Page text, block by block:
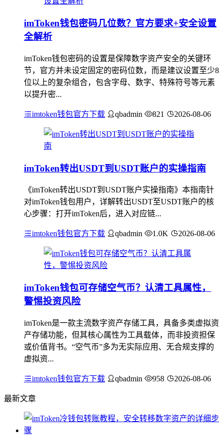
imToken钱包密码几位数？官方要求+安全设置
全解析
imToken钱包密码的设置是保障数字资产安全的关键环
节，官方并未设定固定的密码位数，而是建议设置至少8
位以上的复杂组合，包含字母、数字、特殊符号等元素
以提升密...
imtoken钱包官方下载 qbadmin 821 2026-08-06
imToken转出USDT到USDT账户的实操指南
《imToken转出USDT到USDT账户实操指南》本指南针
对imToken钱包用户，详解转出USDT至USDT账户的核
心步骤：打开imToken后，进入对应链...
imtoken钱包官方下载 qbadmin 1.0K 2026-08-06
imToken钱包可存储空气币？认清工具属性，
警惕投资风险
imToken是一款主流数字资产存储工具，具备多类虚拟资
产存储功能，但其核心属性为工具载体，而非投资担保
或价值背书。“空气币”多为无实际应用、无合规支撑的
虚拟资...
imtoken钱包官方下载 qbadmin 958 2026-08-06
最新文章